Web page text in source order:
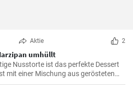
Aktie 2
umhüllt
Nusstorte ist das perfekte Dessert
mit einer Mischung aus gerösteten
gefüllt, die von einer knackigen